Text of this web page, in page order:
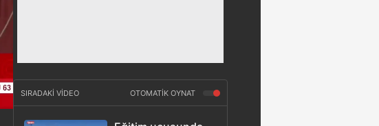
SIRADAKİ VİDEO OTOMATİK OYNAT